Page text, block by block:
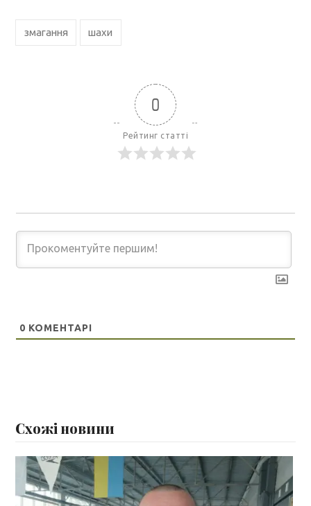
змагання шахи
0
Рейтинг статті
0 КОМЕНТАРІ
Схожі новини